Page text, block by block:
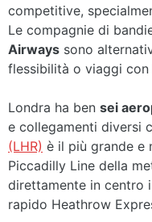
competitive,
Le compagnie di
Airways sono
flessibilità o viaggi
Londra ha ben sei
e collegamenti diversi
(LHR) è il più grande e
Piccadilly Line della
direttamente in centro
rapido Heathrow